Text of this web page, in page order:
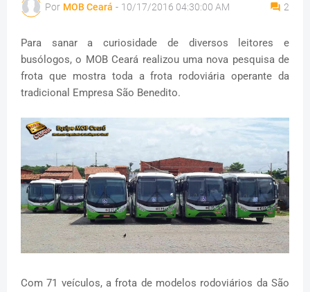
Por MOB Ceará - 10/17/2016 04:30:00 AM 2
Para sanar a curiosidade de diversos leitores e
busólogos, o MOB Ceará realizou uma nova pesquisa de
frota que mostra toda a frota rodoviária operante da
tradicional Empresa São Benedito.
Com 71 veículos, a frota de modelos rodoviários da São